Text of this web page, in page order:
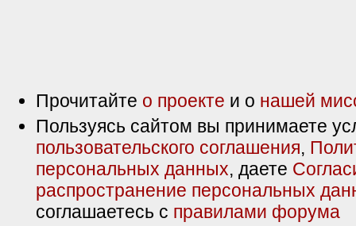
Прочитайте о проекте и о нашей
Пользуясь сайтом вы принимаете
пользовательского соглашения,
персональных данных, даете
распространение персональных
соглашаетесь с правилами форума